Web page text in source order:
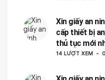
Xin giấy an
cấp thiết bị
thủ tục mới
14 LƯỢT XEM